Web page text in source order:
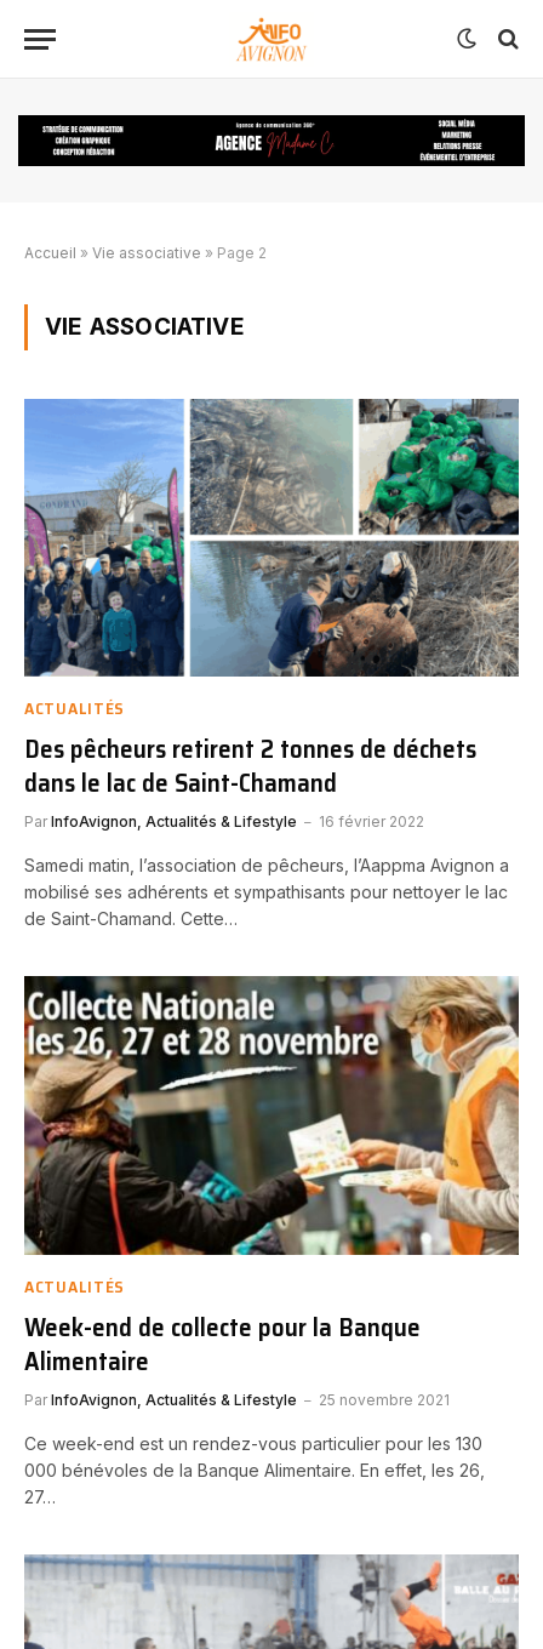
Accueil » Vie associative » Page 2
VIE ASSOCIATIVE
ACTUALITÉS
Des pêcheurs retirent 2 tonnes de déchets
dans le lac de Saint-Chamand
Par InfoAvignon, Actualités & Lifestyle 16 février 2022
Samedi matin, l’association de pêcheurs, l’Aappma Avignon a
mobilisé ses adhérents et sympathisants pour nettoyer le lac
de Saint-Chamand. Cette…
ACTUALITÉS
Week-end de collecte pour la Banque
Alimentaire
Par InfoAvignon, Actualités & Lifestyle 25 novembre 2021
Ce week-end est un rendez-vous particulier pour les 130
000 bénévoles de la Banque Alimentaire. En effet, les 26,
27…